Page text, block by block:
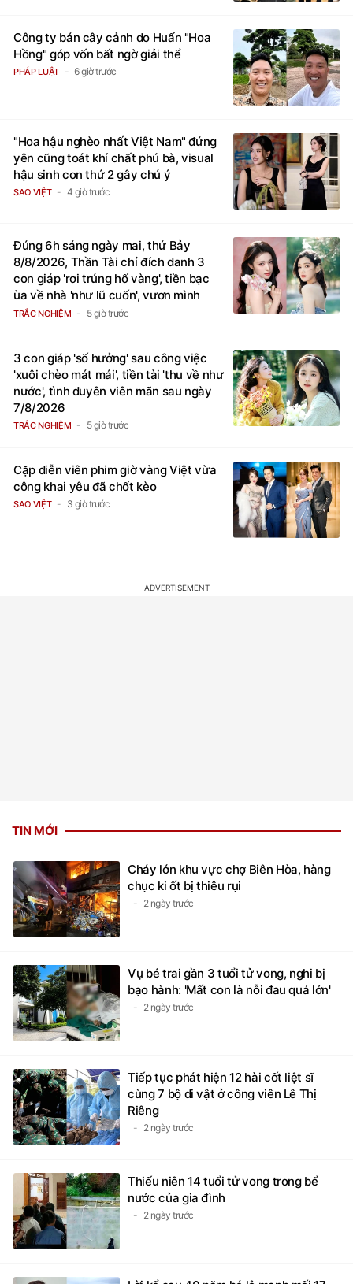
Công ty bán cây cảnh do Huấn "Hoa
Hồng" góp vốn bất ngờ giải thể
PHÁP LUẬT 6 giờ trước
"Hoa hậu nghèo nhất Việt Nam" đứng
yên cũng toát khí chất phú bà, visual
hậu sinh con thứ 2 gây chú ý
SAO VIỆT 4 giờ trước
Đúng 6h sáng ngày mai, thứ Bảy
8/8/2026, Thần Tài chỉ đích danh 3
con giáp 'rơi trúng hố vàng', tiền bạc
ùa về nhà 'như lũ cuốn', vươn mình
thành đại gia trong phút chốc
TRẮC NGHIỆM 5 giờ trước
3 con giáp 'số hưởng' sau công việc
'xuôi chèo mát mái', tiền tài 'thu về như
nước', tình duyên viên mãn sau ngày
7/8/2026
TRẮC NGHIỆM 5 giờ trước
Cặp diễn viên phim giờ vàng Việt vừa
công khai yêu đã chốt kèo
SAO VIỆT 3 giờ trước
TIN MỚI
Cháy lớn khu vực chợ Biên Hòa, hàng
chục ki ốt bị thiêu rụi
2 ngày trước
Vụ bé trai gần 3 tuổi tử vong, nghi bị
bạo hành: 'Mất con là nỗi đau quá lớn'
2 ngày trước
Tiếp tục phát hiện 12 hài cốt liệt sĩ
cùng 7 bộ di vật ở công viên Lê Thị
Riêng
2 ngày trước
Thiếu niên 14 tuổi tử vong trong bể
nước của gia đình
2 ngày trước